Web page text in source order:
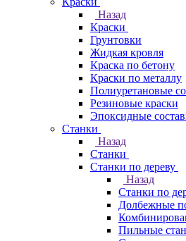
Назад
Краски
Грунтовки
Жидкая кровля
Краска по бетону
Краски по металлу
Полиуретановые
Резиновые краски
Эпоксидные
Станки
Назад
Станки
Станки по дереву
Назад
Станки по
Долбежные
Пильные